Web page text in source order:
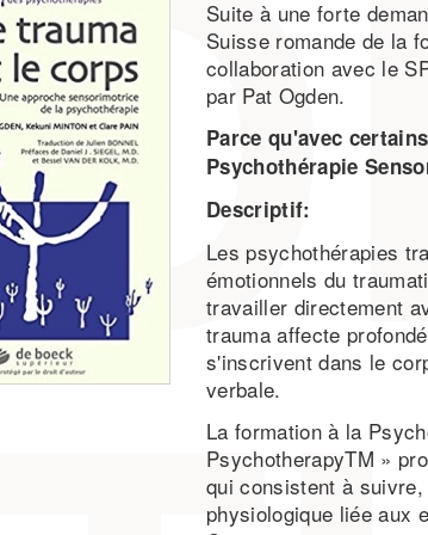
Suite à une forte
Suisse romande de la
collaboration avec le
par Pat Ogden.
Parce qu'avec
Psychothérapie
Descriptif:
Les psychothérapies
émotionnels du
travailler directement
trauma affecte
s'inscrivent dans le
verbale.
La formation à la
PsychotherapyTM »
qui consistent à
physiologique liée aux